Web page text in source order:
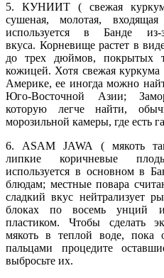
5. КУНИИТ ( свежая
сушеная, молотая,
используется в Банде из-
вкуса. Корневище растет в
до трех дюймов, покрытых
кожицей. Хотя свежая куркума
Америке, ее иногда можно
Юго-Восточной Азии;
которую легче найти,
морозильной камеры, где есть
6. ASAM JAWA ( мякоть
липкие коричневые
используется в основном в
блюдам; местные повара
сладкий вкус нейтрализует
блоках по восемь унций
пластиком. Чтобы сделать
мякоть в теплой воде, пока
пальцами процедите
выбросьте их.